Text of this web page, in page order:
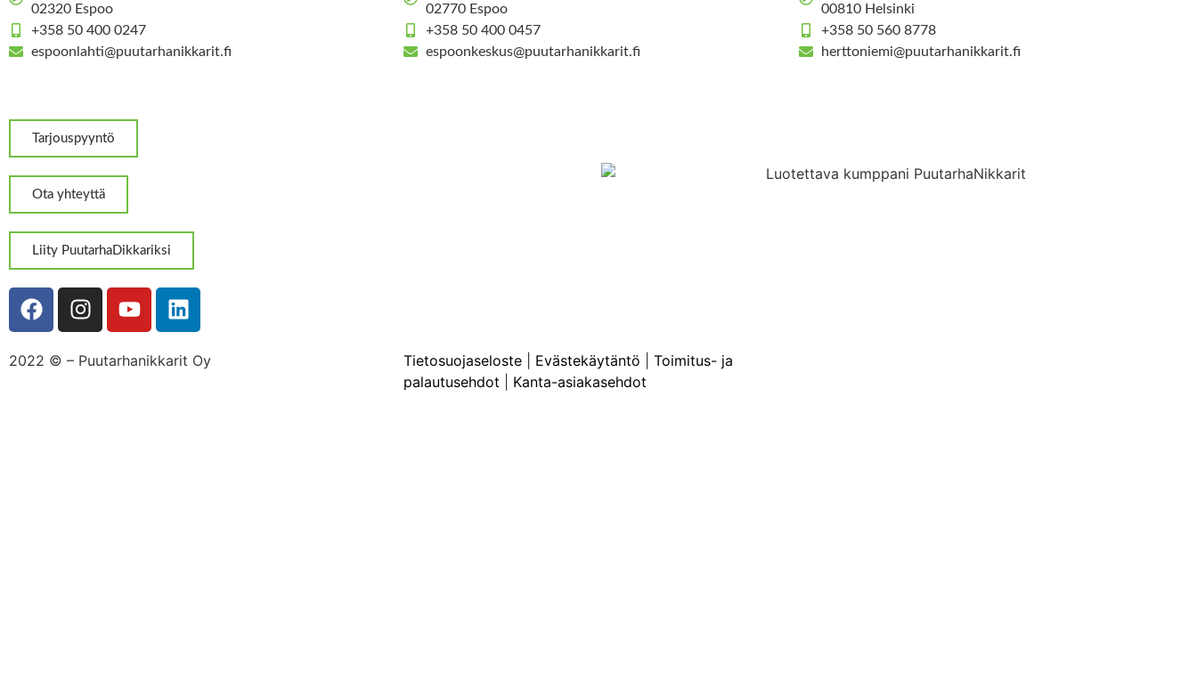
02320 Espoo
+358 50 400 0247
espoonlahti@puutarhanikkarit.fi
02770 Espoo
+358 50 400 0457
espoonkeskus@puutarhanikkarit.fi
00810 Helsinki
+358 50 560 8778
herttoniemi@puutarhanikkarit.fi
Tarjouspyyntö
Ota yhteyttä
Liity PuutarhaDikkariksi
2022 © – Puutarhanikkarit Oy Tietosuojaseloste Evästekäytäntö |Toimitus- ja
palautusehdot
Kanta-asiakasehdot